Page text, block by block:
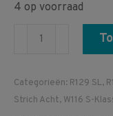
4 op voorraad
N072601012803
N000000008162
R107
Categorieën: R129 SL,
Strich Acht, W116 S-